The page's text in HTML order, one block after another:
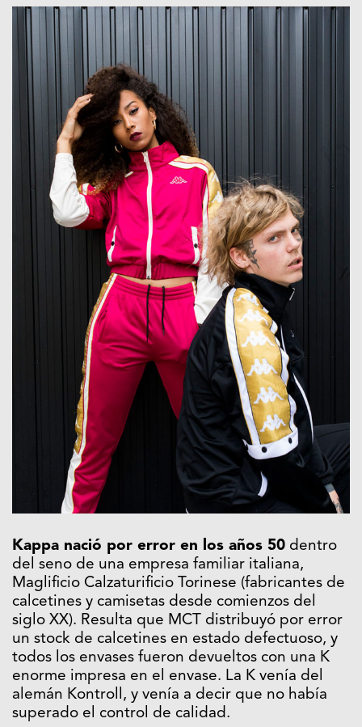
Kappa nació por error en los años 50 dentro
del seno de una empresa familiar italiana,
Maglificio Calzaturificio Torinese (fabricantes de
calcetines y camisetas desde comienzos del
siglo XX). Resulta que MCT distribuyó por error
un stock de calcetines en estado defectuoso, y
todos los envases fueron devueltos con una K
enorme impresa en el envase. La K venía del
alemán Kontroll, y venía a decir que no había
superado el control de calidad.